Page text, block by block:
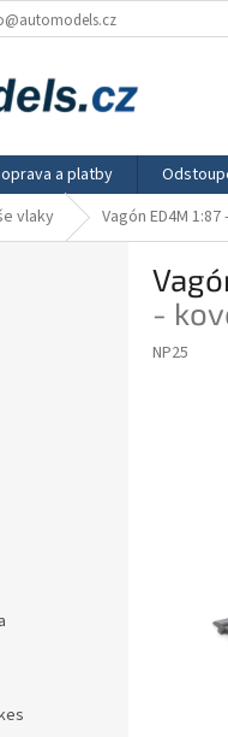
a platby
vlaky Vagón ED4M
-
NP25